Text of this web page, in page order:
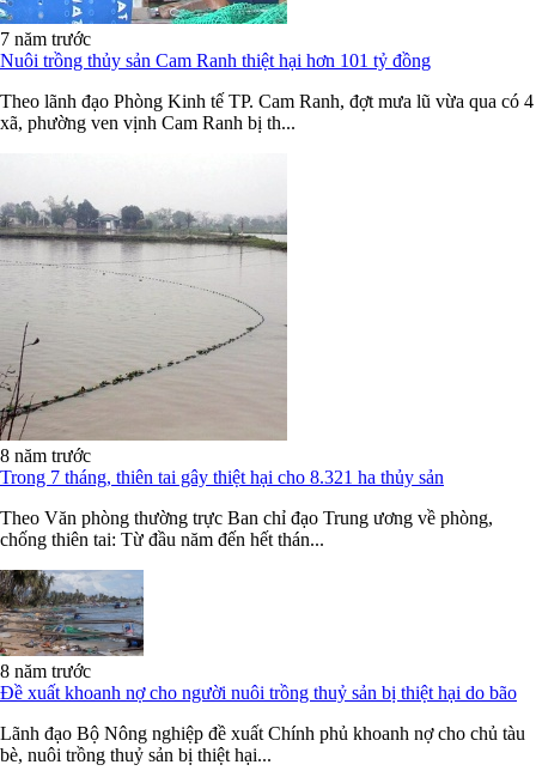
7 năm trước
Nuôi trồng thủy sản Cam Ranh thiệt hại hơn 101 tỷ đồng
Theo lãnh đạo Phòng Kinh tế TP. Cam Ranh, đợt mưa lũ vừa qua có 4
xã, phường ven vịnh Cam Ranh bị th...
8 năm trước
Trong 7 tháng, thiên tai gây thiệt hại cho 8.321 ha thủy sản
Theo Văn phòng thường trực Ban chỉ đạo Trung ương về phòng,
chống thiên tai: Từ đầu năm đến hết thán...
8 năm trước
Đề xuất khoanh nợ cho người nuôi trồng thuỷ sản bị thiệt hại do bão
Lãnh đạo Bộ Nông nghiệp đề xuất Chính phủ khoanh nợ cho chủ tàu
bè, nuôi trồng thuỷ sản bị thiệt hại...